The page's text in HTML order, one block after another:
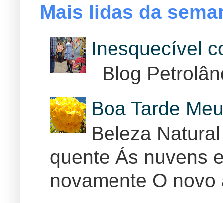
Mais lidas da
Inesquecível
Blog
Boa Tarde
Beleza
quente Ás nuvens
novamente O